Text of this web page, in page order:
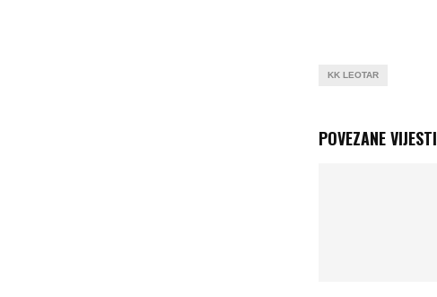
KK LEOTAR
POVEZANE VIJESTI